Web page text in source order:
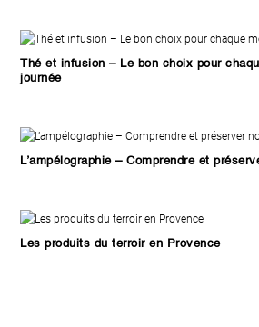
Thé et infusion – Le bon choix pour
journée
L’ampélographie – Comprendre et
Les produits du terroir en Provence